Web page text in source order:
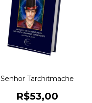
Senhor Tarchitmache
R$53,00